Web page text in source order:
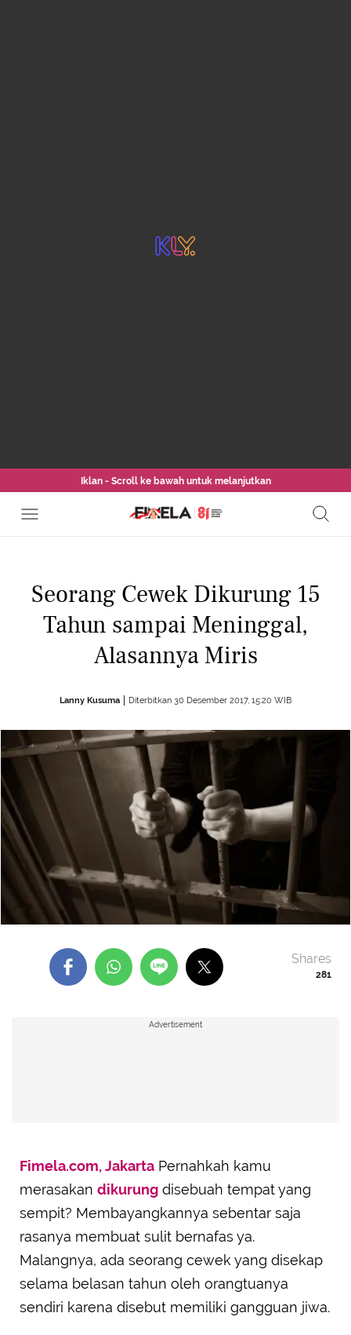
Iklan - Scroll ke bawah untuk melanjutkan
Seorang Cewek Dikurung 15
Tahun sampai Meninggal,
Alasannya Miris
Lanny Kusuma Diterbitkan 30 Desember 2017, 15:20 WIB
281
Shares
Advertisement
Fimela.com, Jakarta Pernahkah kamu
merasakan dikurung disebuah tempat yang
sempit? Membayangkannya sebentar saja
rasanya membuat sulit bernafas ya.
Malangnya, ada seorang cewek yang disekap
selama belasan tahun oleh orangtuanya
sendiri karena disebut memiliki gangguan jiwa.